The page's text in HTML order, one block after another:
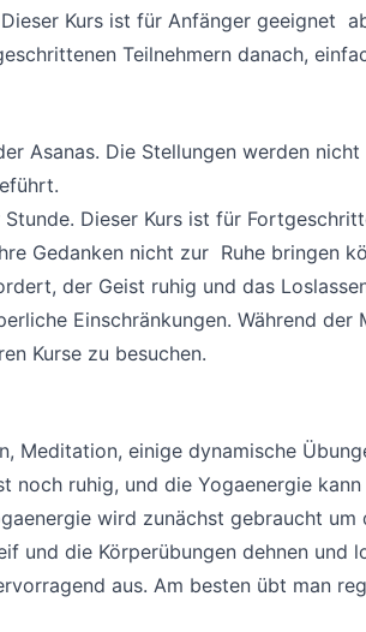
Kurs ist für Anfänger geeignet
Teilnehmern danach,
Asanas. Die Stellungen werden
Dieser Kurs ist für
Gedanken nicht zur Ruhe bringen
der Geist ruhig und das
Einschränkungen. Während
Kurse zu besuchen.
Meditation, einige dynamische
noch ruhig, und die Yogaenergie
wird zunächst gebraucht
und die Körperübungen dehnen
aus. Am besten übt man